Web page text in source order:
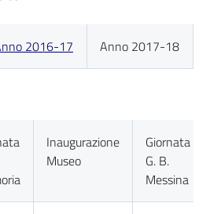
2016-17 Anno 2017-18
Inaugurazione
Museo
Giornata
G. B.
Messina